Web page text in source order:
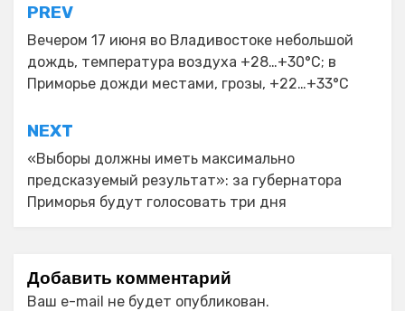
Навигация
по
записям
PREV
Вечером 17 июня во Владивостоке небольшой
дождь, температура воздуха +28…+30°C; в
Приморье дожди местами, грозы, +22…+33°C
NEXT
«Выборы должны иметь максимально
предсказуемый результат»: за губернатора
Приморья будут голосовать три дня
Добавить комментарий
Ваш e-mail не будет опубликован.